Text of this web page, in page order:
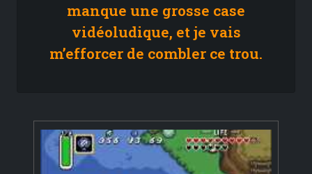
manque une grosse case
vidéoludique, et je vais
m’efforcer de combler ce trou.